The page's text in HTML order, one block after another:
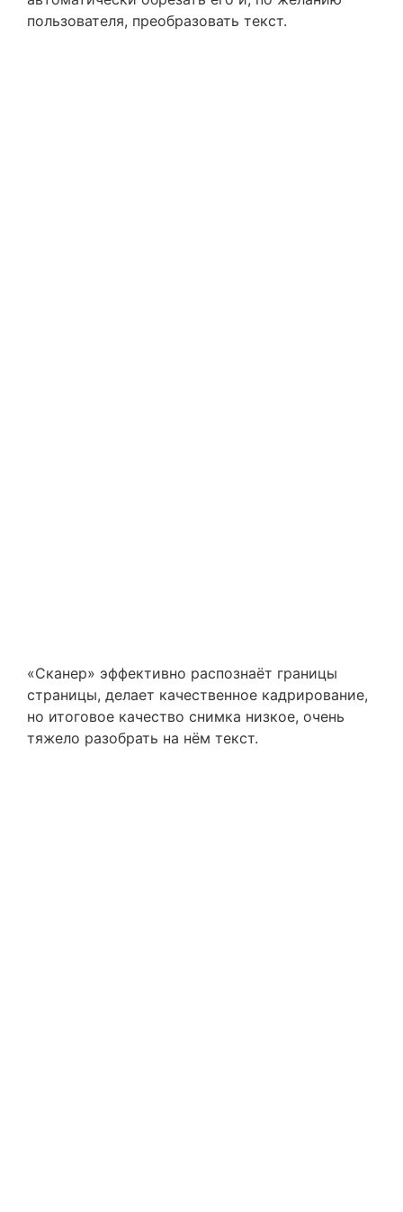
пользователя, преобразовать текст.
«Сканер» эффективно распознаёт границы
страницы, делает качественное кадрирование,
но итоговое качество снимка низкое, очень
тяжело разобрать на нём текст.